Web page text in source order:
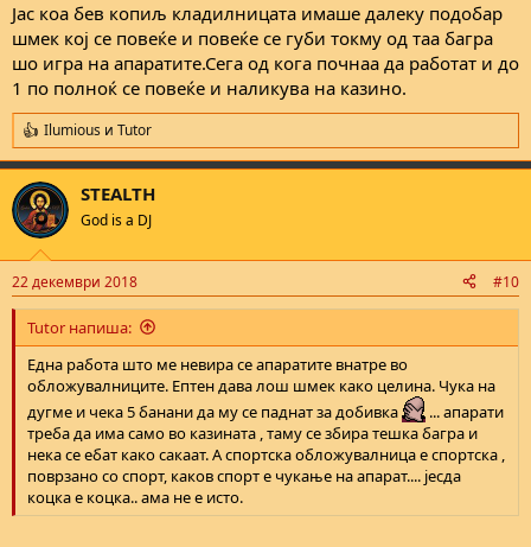
Јас коа бев копиљ кладилницата имаше далеку подобар
шмек кој се повеќе и повеќе се губи токму од таа багра
шо игра на апаратите.Сега од кога почнаа да работат и до
1 по полноќ се повеќе и наликува на казино.
R
e
a
c
t
i
s
:
Ilumious и Tutor
STEALTH
God is a DJ
22 декември 2018 #10
Tutor напиша:
Една работа што ме невира се апаратите внатре во
обложувалниците. Ептен дава лош шмек како целина. Чука на
дугме и чека 5 банани да му се паднат за добивка
... апарати
треба да има само во казината , таму се збира тешка багра и
нека се ебат како сакаат. А спортска обложувалница е спортска ,
поврзано со спорт, каков спорт е чукање на апарат.... јесда
коцка е коцка.. ама не е исто.